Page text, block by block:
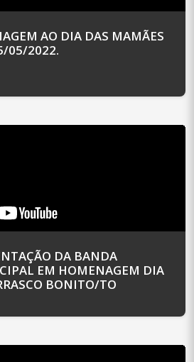
AO DIA DAS MAMÃES
05/2022.
DA BANDA
EM HOMENAGEM DIA
BONITO/TO